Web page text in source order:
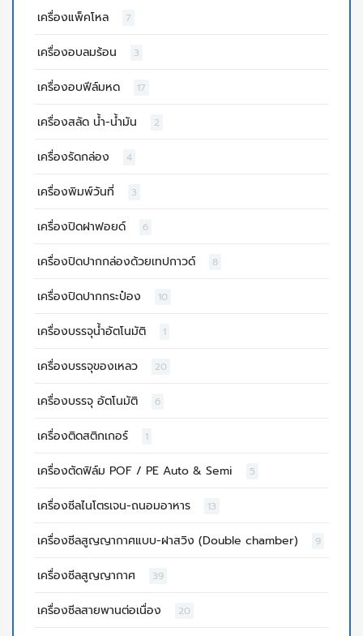
เครื่องแพ็คโหล 7
เครื่องอบลมร้อน 3
เครื่องอบฟีล์มหด 17
เครื่องสลัด น้ำ-น้ำมัน 2
เครื่องรัดกล่อง 4
เครื่องพิมพ์วันที่ 3
เครื่องปิดฝาฟอยด์ 6
เครื่องปิดปากกล่องด้วยเทปกาวด์ 8
เครื่องปิดปากกระป๋อง 10
เครื่องบรรจุน้ำอัตโนมัติ 1
เครื่องบรรจุของเหลว 20
เครื่องบรรจุ อัตโนมัติ 6
เครื่องติดสติกเกอร์ 1
เครื่องตัดฟิล์ม POF / PE Auto & Semi 5
เครื่องซีลไนโตรเจน-ถนอมอาหาร 13
เครื่องซีลสูญญากาศแบบ-ฝาสวิง (Double chamber) 9
เครื่องซีลสูญญากาศ 39
เครื่องซีลสายพานต่อเนื่อง 20